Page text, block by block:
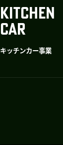
KITCHEN
CAR
キッチンカー事業